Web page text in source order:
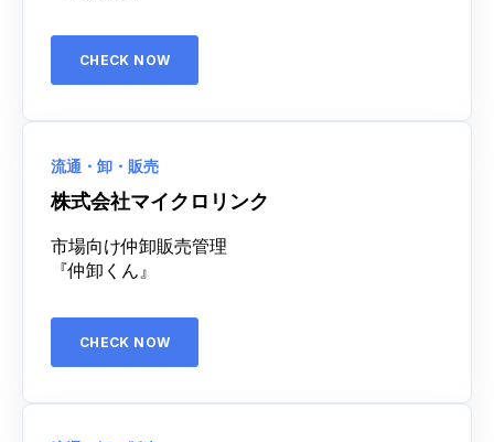
CHECK NOW
流通・卸・販売
株式会社マイクロリンク
市場向け仲卸販売管理
『仲卸くん』
CHECK NOW